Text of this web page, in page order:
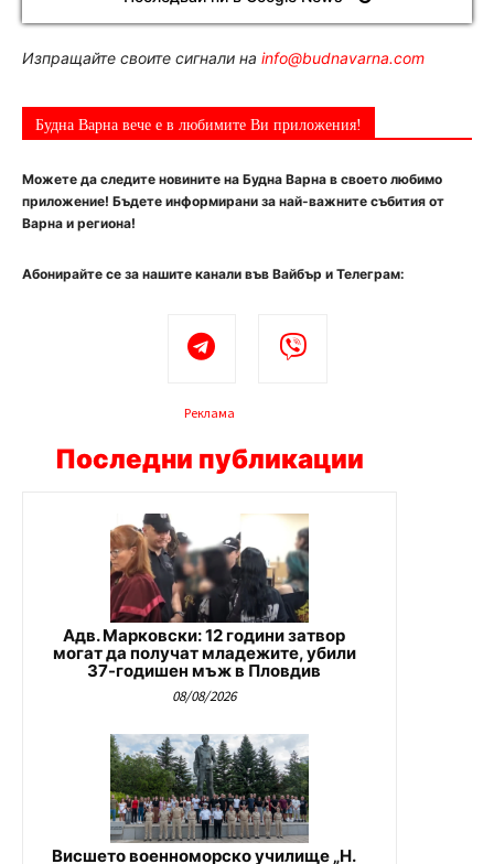
Изпращайте своите сигнали на info@budnavarna.com
Будна Варна вече е в любимите Ви приложения!
Можете да следите новините на Будна Варна в своето любимо
приложение! Бъдете информирани за най-важните събития от
Варна и региона!
Абонирайте се за нашите канали във Вайбър и Телеграм:
Реклама
Последни публикации
Адв. Марковски: 12 години затвор
могат да получат младежите, убили
37-годишен мъж в Пловдив
08/08/2026
Висшето военноморско училище „Н.